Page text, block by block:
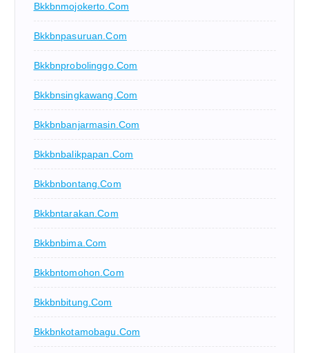
Bkkbnmojokerto.com
Bkkbnpasuruan.com
Bkkbnprobolinggo.com
Bkkbnsingkawang.com
Bkkbnbanjarmasin.com
Bkkbnbalikpapan.com
Bkkbnbontang.com
Bkkbntarakan.com
Bkkbnbima.com
Bkkbntomohon.com
Bkkbnbitung.com
Bkkbnkotamobagu.com